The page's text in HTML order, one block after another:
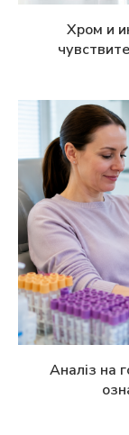
Хром и
Аналіз на